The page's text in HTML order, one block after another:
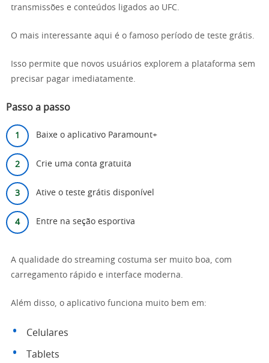
transmissões e conteúdos ligados ao UFC.
O mais interessante aqui é o famoso período de teste grátis.
Isso permite que novos usuários explorem a plataforma sem
precisar pagar imediatamente.
Passo a passo
Baixe o aplicativo Paramount+
Crie uma conta gratuita
Ative o teste grátis disponível
Entre na seção esportiva
A qualidade do streaming costuma ser muito boa, com
carregamento rápido e interface moderna.
Além disso, o aplicativo funciona muito bem em:
Celulares
Tablets